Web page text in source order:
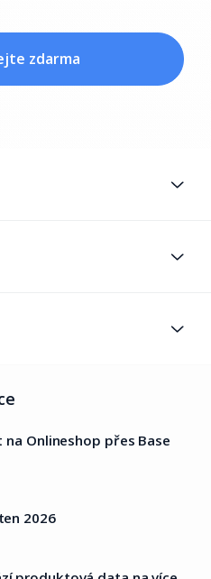
zdarma
Onlineshop přes Base
2026